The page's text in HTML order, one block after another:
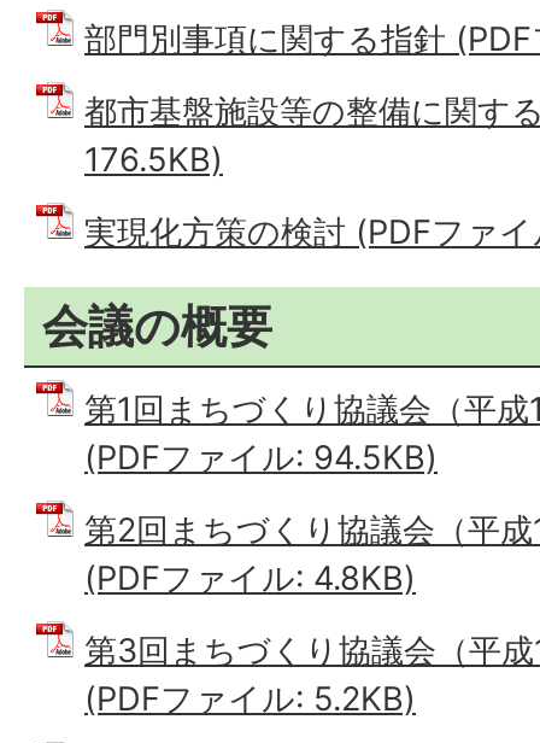
部門別事項に関する指針
都市基盤施設等の整備に関す
176.5KB)
実現化方策の検討 (PDFファ
会議の概要
第1回まちづくり協議会（平
(PDFファイル: 94.5KB)
第2回まちづくり協議会（平
(PDFファイル: 4.8KB)
第3回まちづくり協議会（平
(PDFファイル: 5.2KB)